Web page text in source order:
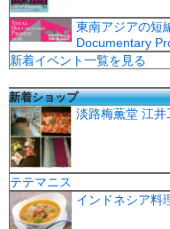
東南アジアの短
Documentary
新着イベント一覧を見る
新着ショップ
淡路梅薫堂 江井
テテマニス
インドネシア